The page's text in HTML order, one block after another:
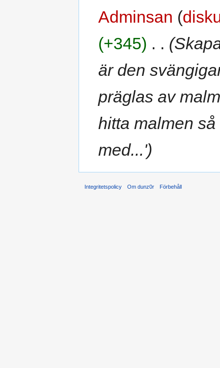
Adminsan (
(+345) . .
är den
präglas av
hitta malmen
med...')
Integritetspolicy Om dunz0r Förbehåll